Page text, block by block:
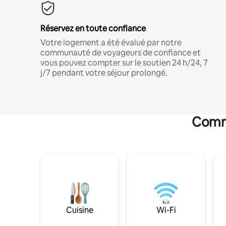
Réservez en toute confiance
Votre logement a été évalué par notre
communauté de voyageurs de confiance et
vous pouvez compter sur le soutien 24 h/24, 7
j/7 pendant votre séjour prolongé.
Cuisine Wi-Fi